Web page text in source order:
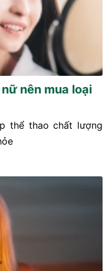
nên mua loại
thể thao chất lượng